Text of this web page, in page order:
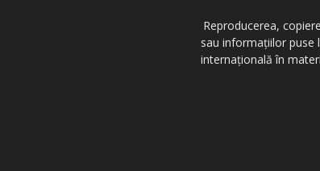
Reproducerea,
sau informațiilor puse
internațională în